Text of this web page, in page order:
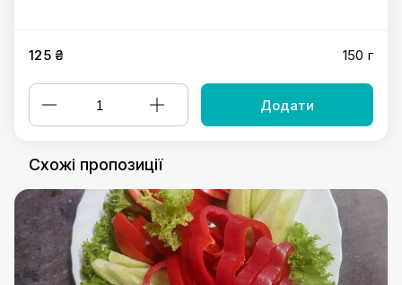
125 ₴ 150 г
Додати
Схожі пропозиції